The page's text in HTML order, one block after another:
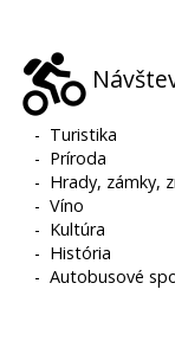
- Turistika
- Príroda
- Hrady, zámky,
-Víno
- Kultúra
- História
-Autobusové